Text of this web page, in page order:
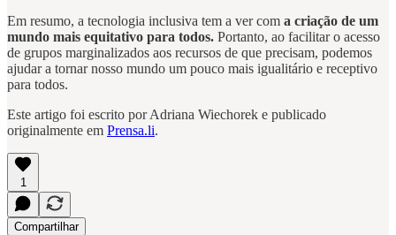
Em resumo, a tecnologia inclusiva tem a ver com a criação de um
mundo mais equitativo para todos. Portanto, ao facilitar o acesso
de grupos marginalizados aos recursos de que precisam, podemos
ajudar a tornar nosso mundo um pouco mais igualitário e receptivo
para todos.
Este artigo foi escrito por Adriana Wiechorek e publicado
originalmente em Prensa.li.
1
Compartilhar